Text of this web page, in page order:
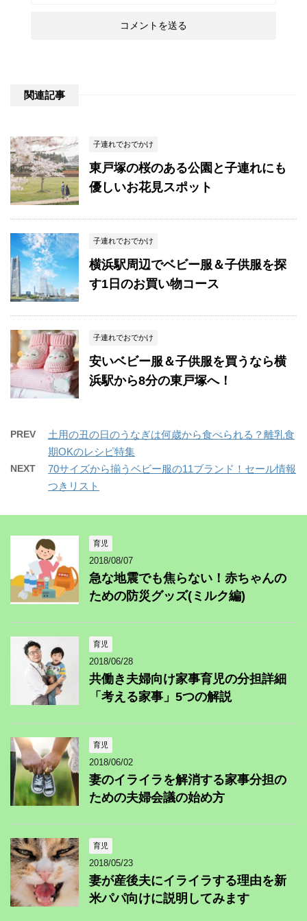
関連記事
子連れでおでかけ
東戸塚の桜のある公園と子連れにも
優しいお花見スポット
子連れでおでかけ
横浜駅周辺でベビー服＆子供服を探
す1日のお買い物コース
子連れでおでかけ
安いベビー服＆子供服を買うなら横
浜駅から8分の東戸塚へ！
PREV
土用の丑の日のうなぎは何歳から食べられる？離乳食
期OKのレシピ特集
NEXT
70サイズから揃うベビー服の11ブランド！セール情報
つきリスト
育児
2018/08/07
急な地震でも焦らない！赤ちゃんの
ための防災グッズ(ミルク編)
育児
2018/06/28
共働き夫婦向け家事育児の分担詳細
「考える家事」5つの解説
育児
2018/06/02
妻のイライラを解消する家事分担の
ための夫婦会議の始め方
育児
2018/05/23
妻が産後夫にイライラする理由を新
米パパ向けに説明してみます